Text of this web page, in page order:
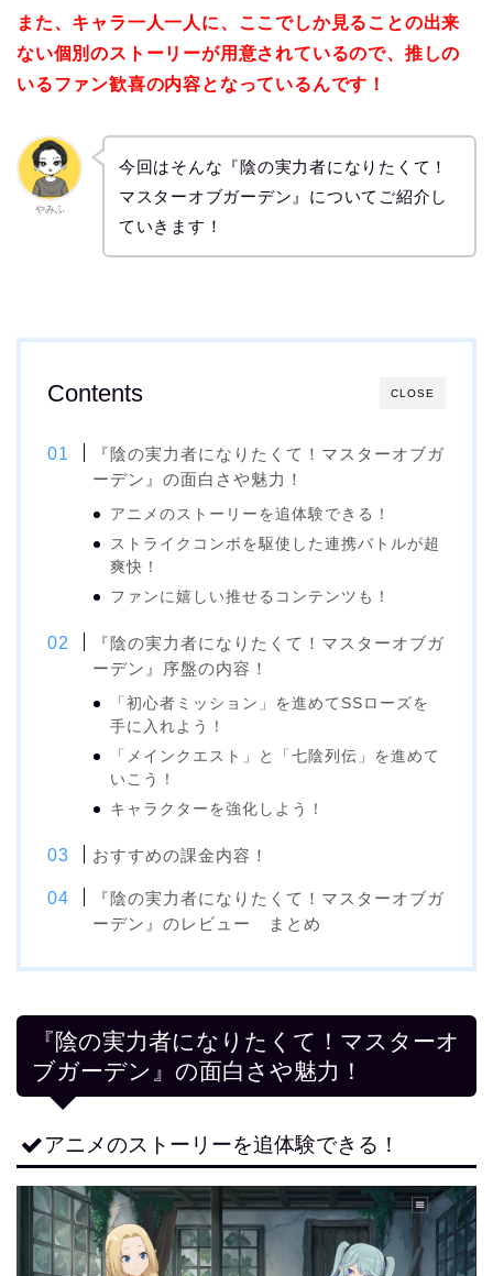
また、キャラ一人一人に、ここでしか見ることの出来
ない個別のストーリーが用意されているので、推しの
いるファン歓喜の内容となっているんです！
やみふ
今回はそんな『陰の実力者になりたくて！
マスターオブガーデン』についてご紹介し
ていきます！
CLOSE
Contents
『陰の実力者になりたくて！マスターオブガ
ーデン』の面白さや魅力！
アニメのストーリーを追体験できる！
ストライクコンボを駆使した連携バトルが超
爽快！
ファンに嬉しい推せるコンテンツも！
『陰の実力者になりたくて！マスターオブガ
ーデン』序盤の内容！
「初心者ミッション」を進めてSSローズを
手に入れよう！
「メインクエスト」と「七陰列伝」を進めて
いこう！
キャラクターを強化しよう！
おすすめの課金内容！
『陰の実力者になりたくて！マスターオブガ
ーデン』のレビュー まとめ
『陰の実力者になりたくて！マスターオ
ブガーデン』の面白さや魅力！
アニメのストーリーを追体験できる！